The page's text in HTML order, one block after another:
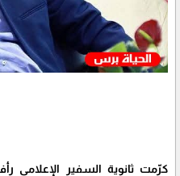
كرّمت ثانوية السفير الإعلامي